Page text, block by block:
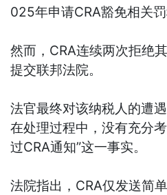
025年申请CRA豁免相关罚
然而，CRA连续两次拒绝
提交联邦法院。
法官最终对该纳税人的遭
在处理过程中，没有充分
过CRA通知”这一事实。
法院指出，CRA仅发送简